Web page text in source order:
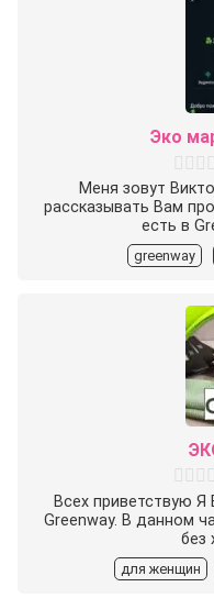
Эко
Меня зовут
рассказывать Вам
есть в
greenway
Всех приветствую Я
Greenway. В данном
без
для женщин